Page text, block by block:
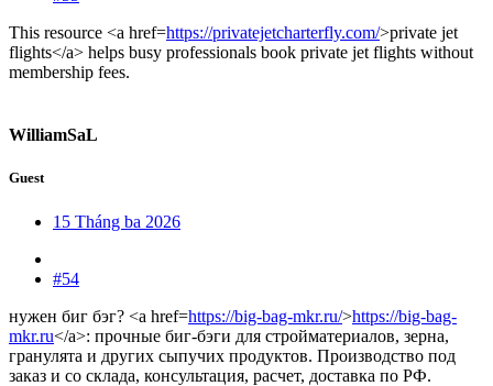
This resource <a href=https://privatejetcharterfly.com/>private jet
flights</a> helps busy professionals book private jet flights without
membership fees.
WilliamSaL
Guest
15 Tháng ba 2026
#54
нужен биг бэг? <a href=https://big-bag-mkr.ru/>https://big-bag-
mkr.ru</a>: прочные биг-бэги для стройматериалов, зерна,
гранулята и других сыпучих продуктов. Производство под
заказ и со склада, консультация, расчет, доставка по РФ.